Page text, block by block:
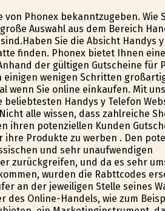
Phonex bekanntzugeben. Wie
Auswahl aus dem Bereich
Sie die Absicht Handys y
finden. Phonex bietet Ihnen
der gültigen Gutscheine für
wenigen Schritten
wenn Sie online einkaufen. Mit
Handys y Telefon
alle wissen, dass zahlreiche
ihren potenziellen Kunden
Produkte zu werben . Den
und sehr unaufwendigen
zurückgreifen, und da es sehr
wurden die Rabttcodes
an der jeweiligen Stelle seines
des Online-Handels, wie zum